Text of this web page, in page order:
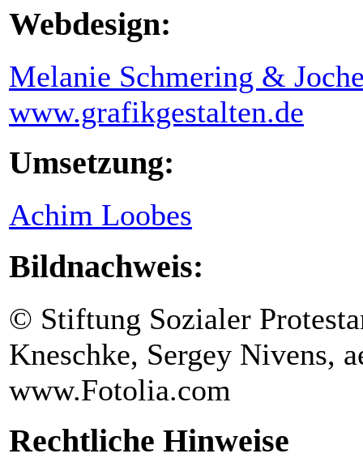
Webdesign:
Melanie Schmering &
www.grafikgestalten.de
Umsetzung:
Achim Loobes
Bildnachweis:
© Stiftung Sozialer
Kneschke, Sergey Nivens,
www.Fotolia.com
Rechtliche Hinweise